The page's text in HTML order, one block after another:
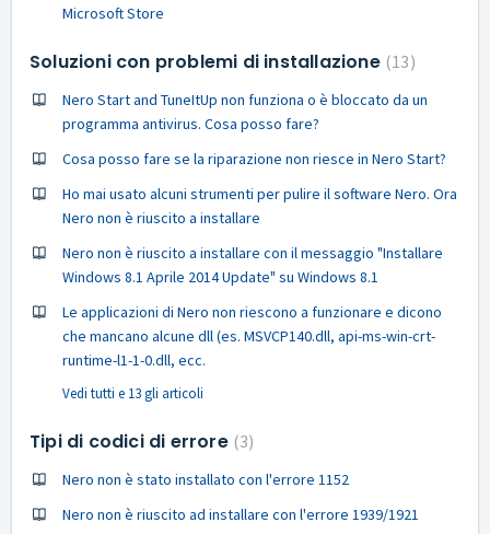
Microsoft Store
Soluzioni con problemi di installazione 13
Nero Start and TuneItUp non funziona o è bloccato da un
programma antivirus. Cosa posso fare?
Cosa posso fare se la riparazione non riesce in Nero Start?
Ho mai usato alcuni strumenti per pulire il software Nero. Ora
Nero non è riuscito a installare
Nero non è riuscito a installare con il messaggio "Installare
Windows 8.1 Aprile 2014 Update" su Windows 8.1
Le applicazioni di Nero non riescono a funzionare e dicono
che mancano alcune dll (es. MSVCP140.dll, api-ms-win-crt-
runtime-l1-1-0.dll, ecc.
Vedi tutti e 13 gli articoli
Tipi di codici di errore 3
Nero non è stato installato con l'errore 1152
Nero non è riuscito ad installare con l'errore 1939/1921